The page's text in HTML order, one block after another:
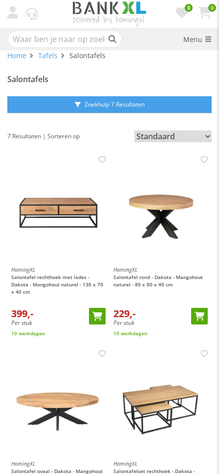
0 0
Menu
Home
Tafels Salontafels
Salontafels
Zoekhulp 7 Resultaten
7 Resultaten | Sorteren op
HomingXL
Salontafel rechthoek met lades -
Dakota - Mangohout naturel - 130 x 70
x 40 cm
399,-
Per stuk
10 werkdagen
HomingXL
Salontafel rond - Dakota - Mangohout
naturel - 80 x 80 x 40 cm
229,-
Per stuk
10 werkdagen
HomingXL
Salontafel ovaal - Dakota - Mangohout
HomingXL
Salontafelset rechthoek - Dakota -